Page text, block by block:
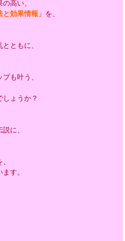
高い、
効果情報」 を、
ともに、
も叶う、
ょうか？
に、
す。